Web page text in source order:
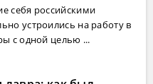
себя российскими
устроились на работу в
с одной целью ...